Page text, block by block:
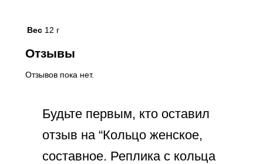
Вес 12 г
Отзывы
Отзывов пока нет.
Будьте первым, кто оставил
отзыв на “Кольцо женское,
составное. Реплика с кольца